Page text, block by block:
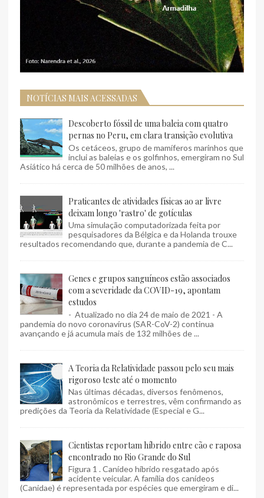
NOTÍCIAS MAIS ACESSADAS
Descoberto fóssil de uma baleia com quatro
pernas no Peru, em clara transição evolutiva
Os cetáceos, grupo de mamíferos marinhos que
inclui as baleias e os golfinhos, emergiram no Sul
Asiático há cerca de 50 milhões de anos, ...
Praticantes de atividades físicas ao ar livre
deixam longo 'rastro' de gotículas
Uma simulação computadorizada feita por
pesquisadores da Bélgica e da Holanda trouxe
resultados recomendando que, durante a pandemia de C...
Genes e grupos sanguíneos estão associados
com a severidade da COVID-19, apontam
estudos
- Atualizado no dia 24 de maio de 2021 - A
pandemia do novo coronavírus (SAR-CoV-2) continua
avançando e já acumula mais de 132 milhões de ...
A Teoria da Relatividade passou pelo seu mais
rigoroso teste até o momento
Nas últimas décadas, diversos fenômenos,
astronômicos e terrestres, vêm confirmando as
predições da Teoria da Relatividade (Especial e G...
Cientistas reportam híbrido entre cão e raposa
encontrado no Rio Grande do Sul
Figura 1 . Canídeo híbrido resgatado após
acidente veicular. A família dos canídeos
(Canidae) é representada por espécies que emergiram e di...